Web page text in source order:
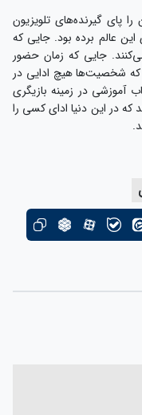
پای گیرنده‌های تلویزیون
این عالم برده بود. جایی که
جایی که زمان حضور
شخصیت‌ها هیچ ادایی در
در زمینه‌ بازیگری
در این دنیا ادای کسی را